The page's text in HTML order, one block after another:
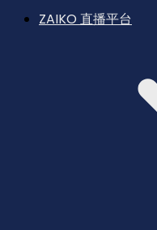
ZAIKO 直播平台